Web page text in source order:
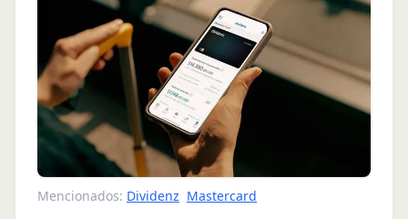
Mencionados: Dividenz Mastercard